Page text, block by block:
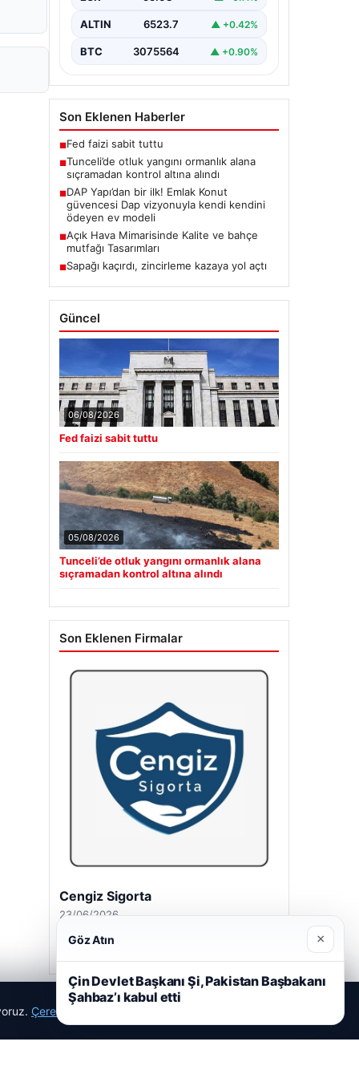
Karyemez köyleri arasında bulunan
belirlenemeyen bir nedenle…
ALTIN 6523.7 ▲ +0.42%
BTC 3075564 ▲ +0.90%
Son Eklenen Haberler
■Fed faizi sabit tuttu
■Tunceli’de otluk yangını ormanlık alana
sıçramadan kontrol altına alındı
■DAP Yapı’dan bir ilk! Emlak Konut
güvencesi Dap vizyonuyla kendi kendini
ödeyen ev modeli
■Açık Hava Mimarisinde Kalite ve bahçe
mutfağı Tasarımları
■Sapağı kaçırdı, zincirleme kazaya yol açtı
Güncel
06/08/2026
Fed faizi sabit tuttu
05/08/2026
Tunceli’de otluk yangını ormanlık alana
sıçramadan kontrol altına alındı
Son Eklenen Firmalar
Cengiz Sigorta
23/06/2026
Çerez Politikamız
Göz Atın ×
Çin Devlet Başkanı Şi, Pakistan Başbakanı
Şahbaz’ı kabul etti